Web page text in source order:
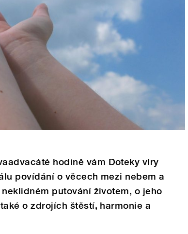
hodině vám Doteky víry
povídání o věcech mezi nebem a
putování životem, o jeho
o zdrojích štěstí, harmonie a